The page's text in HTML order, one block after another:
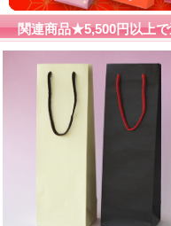
関連商品★5,500円以上